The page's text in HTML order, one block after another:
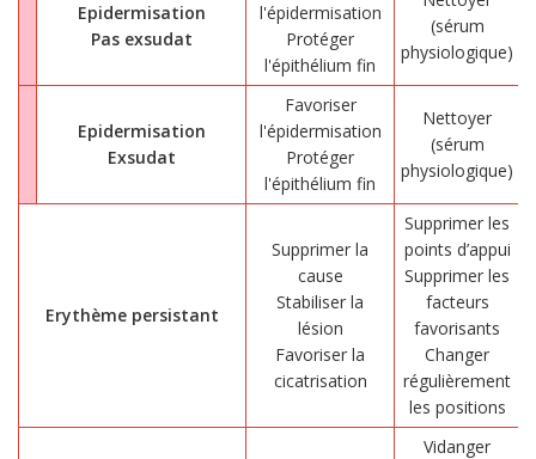
Epidermisation
Pas exsudat
l'épidermisation
Protéger
l'épithélium fin
(sérum
physiologique)
Epidermisation
Exsudat
Favoriser
l'épidermisation
Protéger
l'épithélium fin
Nettoyer
(sérum
physiologique)
Erythème persistant
Supprimer la
cause
Stabiliser la
lésion
Favoriser la
cicatrisation
Supprimer les
points d’appui
Supprimer les
facteurs
favorisants
Changer
régulièrement
les positions
Vidanger